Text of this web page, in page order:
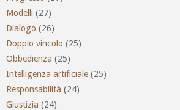
Modelli (27)
Dialogo (26)
Doppio vincolo (25)
Obbedienza (25)
Intelligenza artificiale (25)
Responsabilità (24)
Giustizia (24)